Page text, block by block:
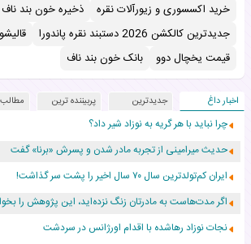
خرید اکسسوری و زیورآلات نقره ذخیره خون بند ناف
جدیدترین کالکشن 2026 دستبند نقره پاندورا
قیمت یخچال دوو
بانک خون بند ناف
اخبار داغ جدیدترین پربیننده ترین
چرا نباید با هر گریه به نوزاد شیر داد؟
حدیث میرامینی از تجربه مادر شدن و پسرش «برنا» گفت
ایران کم‌تولدترین سال ۷۰ سال اخیر را پشت سر گذاشت!
اگر مدت‌هاست به مادرتان زنگ نزده‌اید، این پژوهش را
نجات نوزاد رهاشده با اقدام اورژانس در سردشت